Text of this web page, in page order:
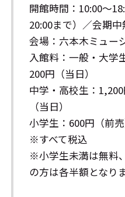
開館時間：10:00～
20:00まで）／会期中
会場：六本木ミュー
入館料：一般・大学
200円（当日）
中学・高校生：
（当日）
小学生：600円（前
※すべて税込
※小学生未満は無料
の方は各半額となりま